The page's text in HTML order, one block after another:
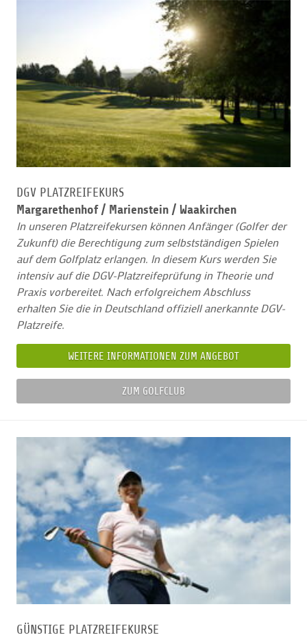
DGV PLATZREIFEKURS
Margarethenhof / Marienstein / Waakirchen
In unseren Platzreifekursen können Anfänger (Golfer der
Zukunft) die Berechtigung zum selbstständigen Spielen
auf dem Golfplatz erlangen. In diesem Kurs werden Sie
intensiv auf die DGV-Platzreifeprüfung in Theorie und
Praxis vorbereitet. Nach erfolgreichem Abschluss
erhalten Sie die in Deutschland offiziell anerkannte DGV-
Platzreife.
WEITERE INFORMATIONEN ZUM ANGEBOT
ZUM GOLFCLUB
GÜNSTIGE PLATZREIFEKURSE